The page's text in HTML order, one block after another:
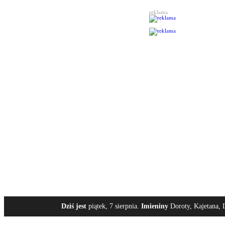
reklama
Dziś jest piątek, 7 sierpnia. Imieniny Doroty, Kajetana,